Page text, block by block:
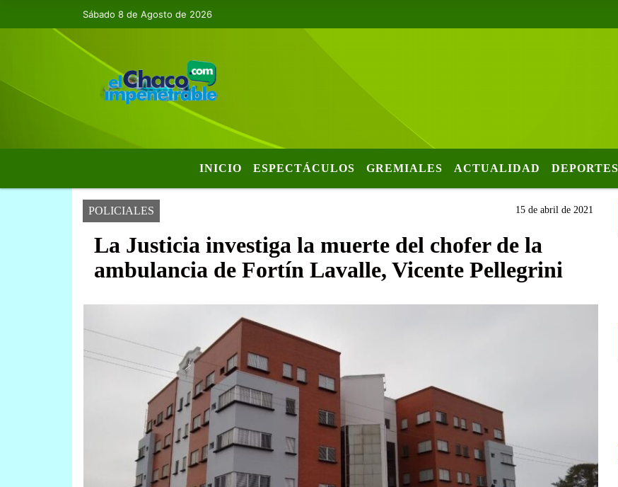
Sábado 8 de Agosto de 2026
INICIO ESPECTÁCULOS GREMIALES ACTUALIDAD DEPORTES
POLICIALES 15 de abril de 2021
La Justicia investiga la muerte del chofer de la
ambulancia de Fortín Lavalle, Vicente Pellegrini